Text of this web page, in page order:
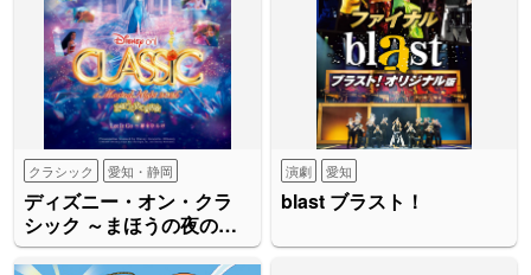
ディズニー・オン・クラ
シック ～まほうの夜の音
楽会 2026
クラシック 愛知・静岡
blast ブラスト！
演劇 愛知